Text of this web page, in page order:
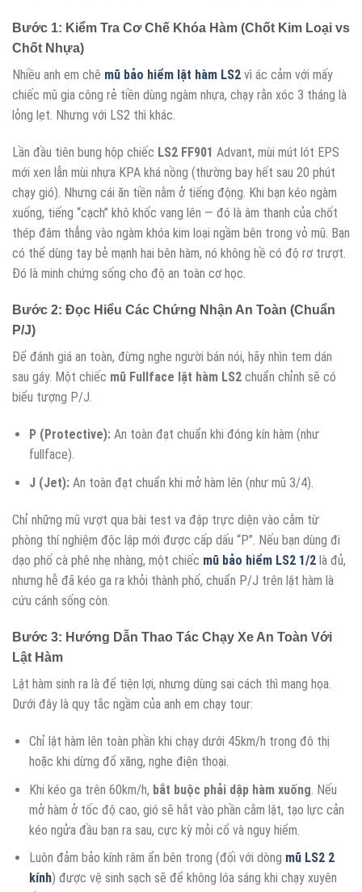
Bước 1: Kiểm Tra Cơ Chế Khóa Hàm (Chốt Kim Loại vs
Chốt Nhựa)
Nhiều anh em chê mũ bảo hiểm lật hàm LS2 vì ác cảm với mấy
chiếc mũ gia công rẻ tiền dùng ngàm nhựa, chạy rằn xóc 3 tháng là
lỏng lẹt. Nhưng với LS2 thì khác.
Lần đầu tiên bung hộp chiếc LS2 FF901 Advant, mùi mút lót EPS
mới xen lẫn mùi nhựa KPA khá nồng (thường bay hết sau 20 phút
chạy gió). Nhưng cái ăn tiền nằm ở tiếng động. Khi bạn kéo ngàm
xuống, tiếng “cạch” khô khốc vang lên — đó là âm thanh của chốt
thép đâm thẳng vào ngàm khóa kim loại ngầm bên trong vỏ mũ. Bạn
có thể dùng tay bẻ mạnh hai bên hàm, nó không hề có độ rơ trượt.
Đó là minh chứng sống cho độ an toàn cơ học.
Bước 2: Đọc Hiểu Các Chứng Nhận An Toàn (Chuẩn
P/J)
Để đánh giá an toàn, đừng nghe người bán nói, hãy nhìn tem dán
sau gáy. Một chiếc mũ Fullface lật hàm LS2 chuẩn chỉnh sẽ có
biểu tượng P/J.
P (Protective):An toàn đạt chuẩn khi đóng kín hàm (như
fullface).
J (Jet):An toàn đạt chuẩn khi mở hàm lên (như mũ 3/4).
Chỉ những mũ vượt qua bài test va đập trực diện vào cằm từ
phòng thí nghiệm độc lập mới được cấp dấu “P”. Nếu bạn dùng đi
dạo phố cà phê nhẹ nhàng, một chiếc mũ bảo hiểm LS2 1/2 là đủ,
nhưng hễ đã kéo ga ra khỏi thành phố, chuẩn P/J trên lật hàm là
cứu cánh sống còn.
Bước 3: Hướng Dẫn Thao Tác Chạy Xe An Toàn Với
Lật Hàm
Lật hàm sinh ra là để tiện lợi, nhưng dùng sai cách thì mang họa.
Dưới đây là quy tắc ngầm của anh em chạy tour:
Chỉ lật hàm lên toàn phần khi chạy dưới 45km/h trong đô thị
hoặc khi dừng đổ xăng, nghe điện thoại.
Khi kéo ga trên 60km/h, bắt buộc phải dập hàm xuống. Nếu
mở hàm ở tốc độ cao, gió sẽ hắt vào phần cằm lật, tạo lực cản
kéo ngửa đầu bạn ra sau, cực kỳ mỏi cổ và nguy hiểm.
Luôn đảm bảo kính râm ẩn bên trong (đối với dòng mũ LS2 2
kính) được vệ sinh sạch sẽ để không lóa sáng khi chạy xuyên